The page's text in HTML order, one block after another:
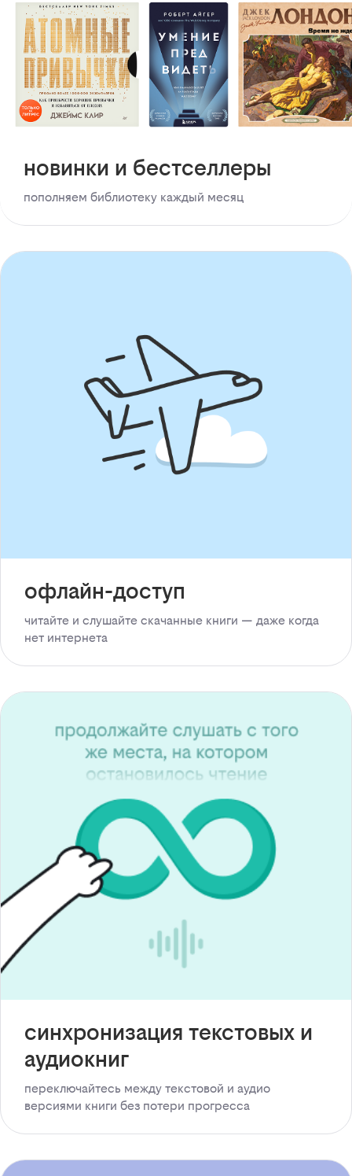
новинки и бестселлеры
пополняем библиотеку каждый месяц
офлайн-доступ
читайте и слушайте скачанные книги — даже когда
нет интернета
синхронизация текстовых и
аудиокниг
переключайтесь между текстовой и аудио
версиями книги без потери прогресса